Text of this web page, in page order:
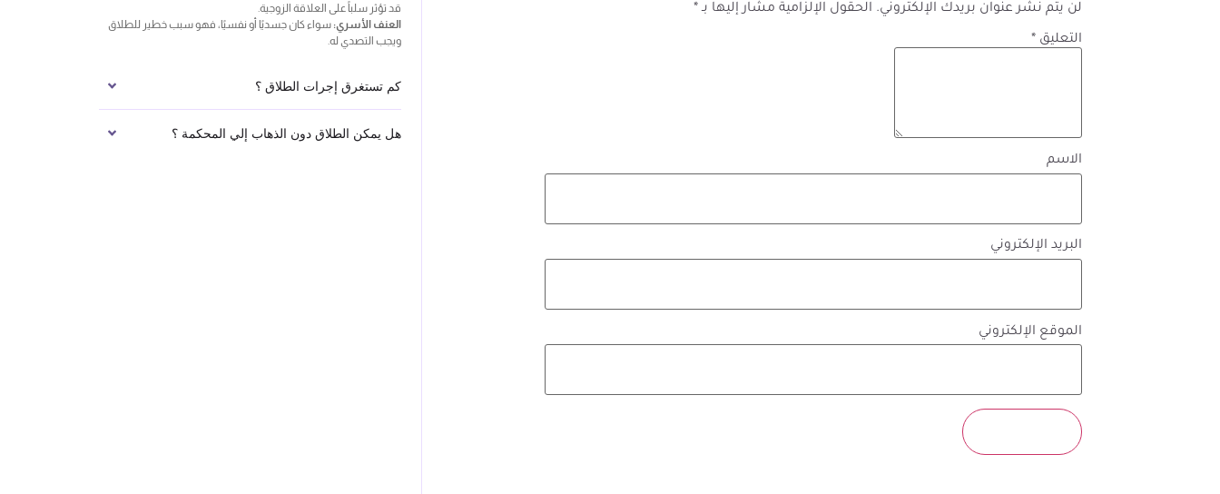
لن يتم نشر عنوان بريدك الإلكتروني. الحقول الإلزامية مشار إليها بـ*
التعليق *
الاسم
البريد الإلكتروني
الموقع الإلكتروني
قد تؤثر سلباً على العلاقة الزوجية.
العنف الأسري: سواء كان جسديًا أو نفسيًا، فهو سبب خطير للطلاق
ويجب التصدي له.
كم تستغرق إجرات الطلاق ؟
هل يمكن الطلاق دون الذهاب إلي المحكمة ؟